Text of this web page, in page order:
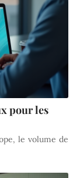
pour les
le volume de